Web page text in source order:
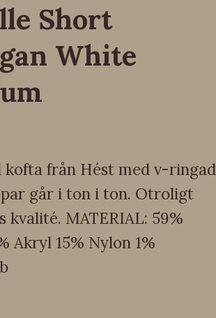
Short
White
kofta från Hést med v-ringad
går i ton i ton. Otroligt
kvalité. MATERIAL: 59%
Akryl 15% Nylon 1%